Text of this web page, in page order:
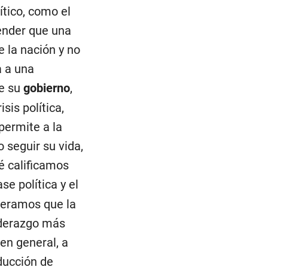
como el
que una
la nación y no
a una
su gobierno,
política,
a la
seguir su vida,
calificamos
política y el
que la
más
general, a
de